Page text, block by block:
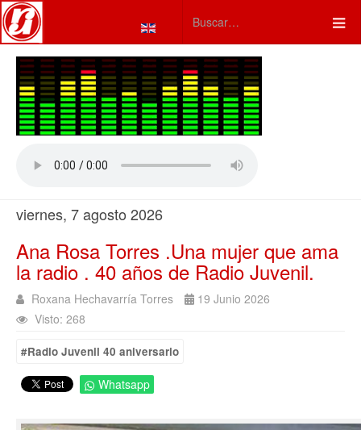
Seleccione su idioma
Type 2 or more characters
viernes, 7 agosto 2026
Ana Rosa Torres .Una mujer que ama
la radio . 40 años de Radio Juvenil.
Roxana Hechavarría Torres
19 Junio 2026
Visto: 268
#Radio Juvenil 40 aniversario
Whatsapp